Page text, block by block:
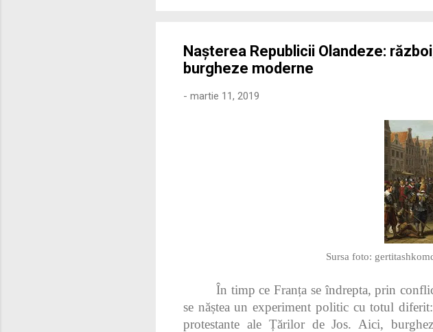
Nașterea Republicii Olandeze:
burgheze moderne
- martie 11, 2019
Sursa foto:
În timp ce Franța se îndrepta, prin
se năștea un experiment politic cu totul
protestante ale Țărilor de Jos. Aici,